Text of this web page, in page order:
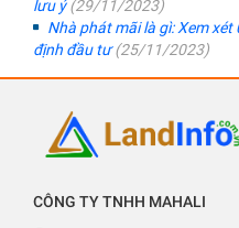
lưu ý(29/11/2023)
Nhà phát mãi là gì: Xem
định đầu tư(25/11/2023)
CÔNG TY TNHH MAHALI